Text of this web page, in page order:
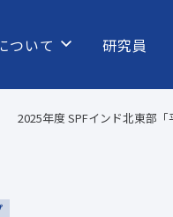
ついて 研究員
2025年度 SPFインド北東部